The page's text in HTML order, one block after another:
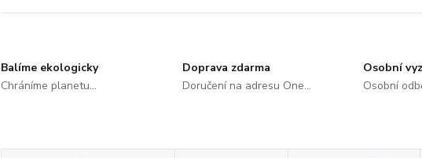
Balíme ekologicky
Chráníme planetu...
Doprava zdarma
Doručení na adresu One...
Osobní
Osobní